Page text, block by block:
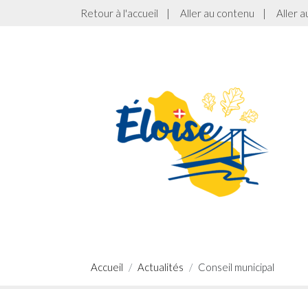
Retour à l'accueil | Aller au contenu | Aller
Accueil Actualités Conseil municipal